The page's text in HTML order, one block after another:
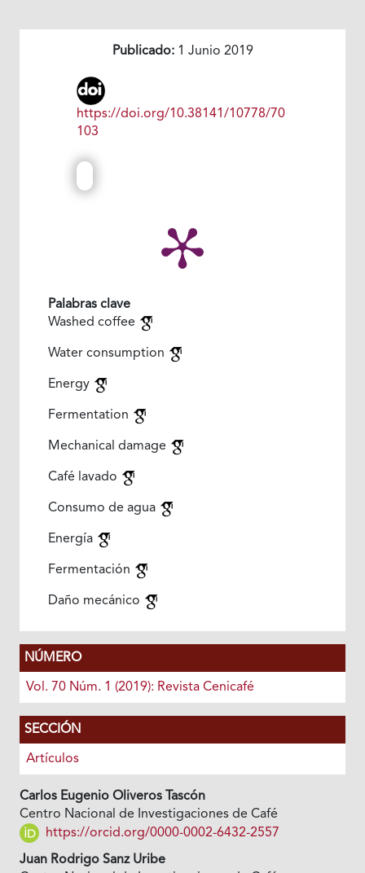
Publicado:1 Junio 2019
https://doi.org/10.38141/10778/70
103
Palabras clave
Washed coffee
Water consumption
Energy
Fermentation
Mechanical damage
Café lavado
Consumo de agua
Energía
Fermentación
Daño mecánico
NÚMERO
Vol. 70 Núm. 1 (2019): Revista Cenicafé
SECCIÓN
Artículos
Carlos Eugenio Oliveros Tascón
Centro Nacional de Investigaciones de Café
https://orcid.org/0000-0002-6432-2557
Juan Rodrigo Sanz Uribe